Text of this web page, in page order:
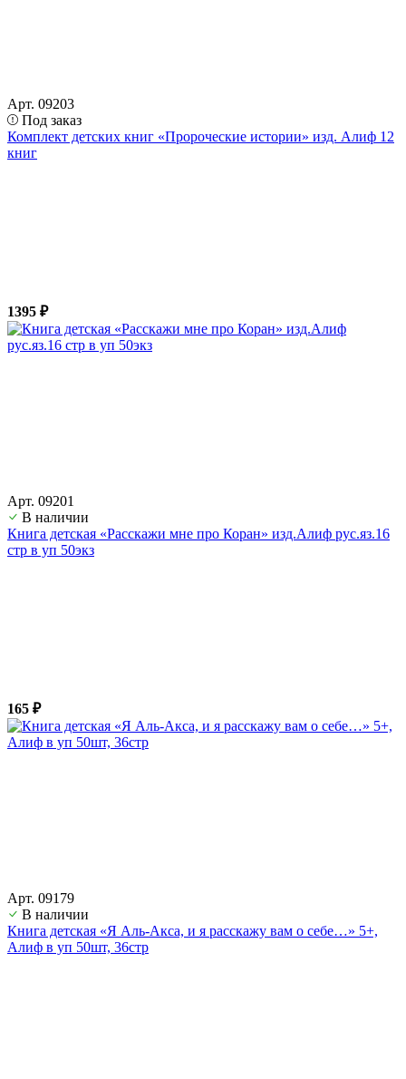
Арт. 09203
Под заказ
Комплект детских книг «Пророческие истории» изд. Алиф 12
книг
1395 ₽
Арт. 09201
В наличии
Книга детская «Расскажи мне про Коран» изд.Алиф рус.яз.16
стр в уп 50экз
165 ₽
Арт. 09179
В наличии
Книга детская «Я Аль-Акса, и я расскажу вам о себе…» 5+,
Алиф в уп 50шт, 36стр